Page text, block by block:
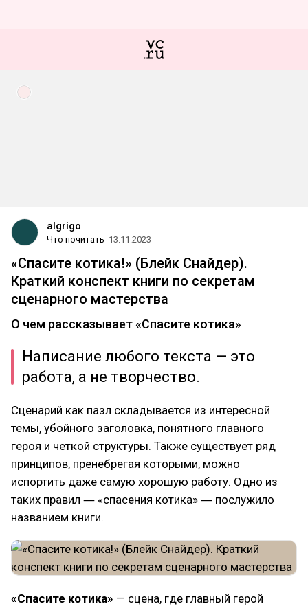
algrigo
Что почитать 13.11.2023
«Спасите котика!» (Блейк Снайдер).
Краткий конспект книги по секретам
сценарного мастерства
О чем рассказывает «Спасите котика»
Написание любого текста — это
работа, а не творчество.
Сценарий как пазл складывается из интересной
темы, убойного заголовка, понятного главного
героя и четкой структуры. Также существует ряд
принципов, пренебрегая которыми, можно
испортить даже самую хорошую работу. Одно из
таких правил ― «спасения котика» ― послужило
названием книги.
«Спасите котика» — сцена, где главный герой